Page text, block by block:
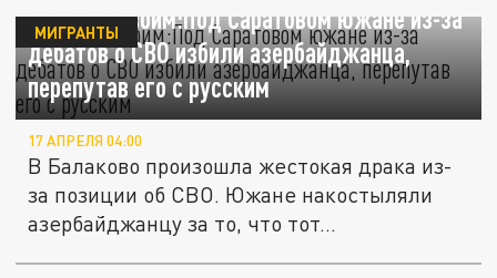
Огонь по своим:Под Саратовом южане из-за
дебатов о СВО избили азербайджанца,
перепутав его с русским
МИГРАНТЫ
17 АПРЕЛЯ 04:00
В Балаково произошла жестокая драка из-
за позиции об СВО. Южане накостыляли
азербайджанцу за то, что тот...